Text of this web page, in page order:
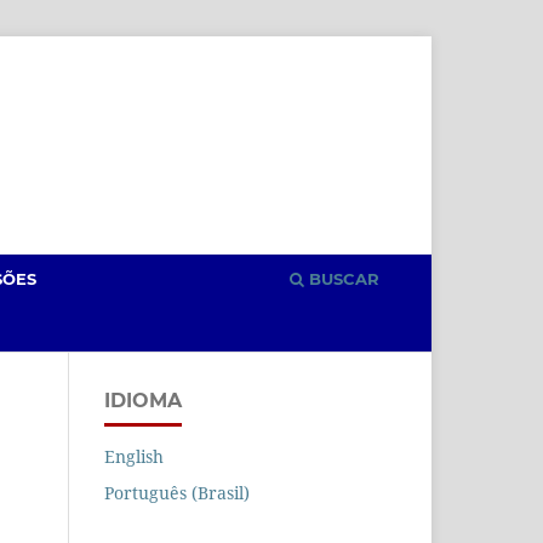
BUSCAR
IDIOMA
English
Português (Brasil)